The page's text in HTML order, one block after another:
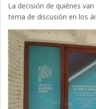
La decisión de quiénes
tema de discusión en los